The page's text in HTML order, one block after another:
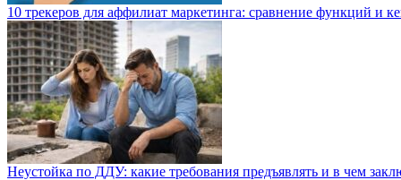
10 трекеров для аффилиат маркетинга: сравнение функций и
Неустойка по ДДУ: какие требования предъявлять и в чем